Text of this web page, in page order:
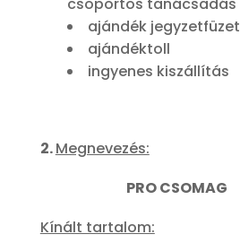
ajándék jegyzetfüzet
ajándéktoll
ingyenes kiszállítás
2.Megnevezés:
PRO CSOMAG
Kínált tartalom: